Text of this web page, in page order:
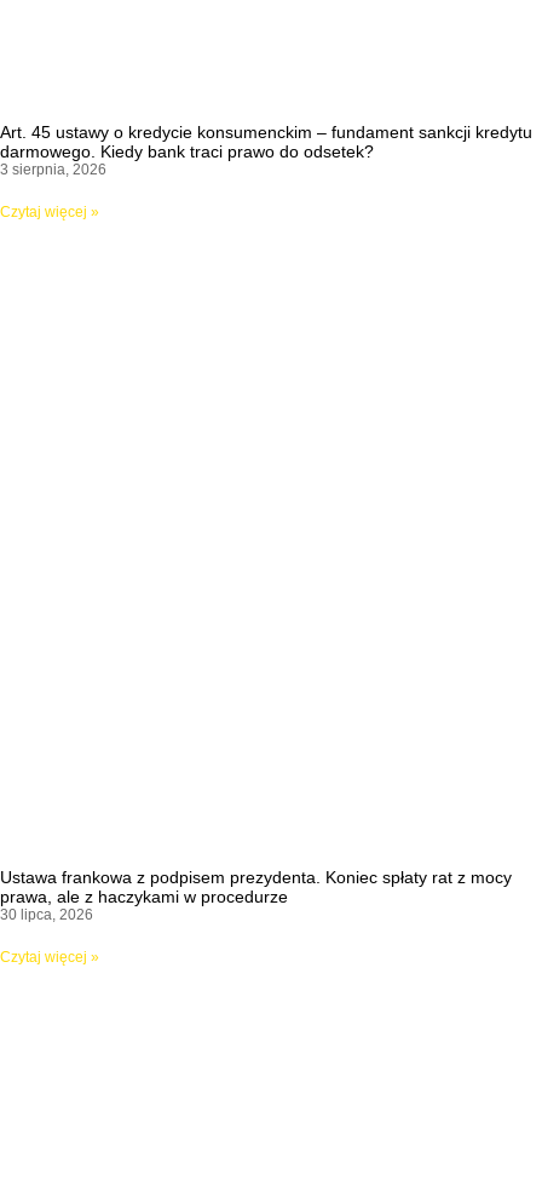
Art. 45 ustawy o kredycie konsumenckim – fundament sankcji kredytu
darmowego. Kiedy bank traci prawo do odsetek?
3 sierpnia, 2026
Czytaj więcej »
Ustawa frankowa z podpisem prezydenta. Koniec spłaty rat z mocy
prawa, ale z haczykami w procedurze
30 lipca, 2026
Czytaj więcej »